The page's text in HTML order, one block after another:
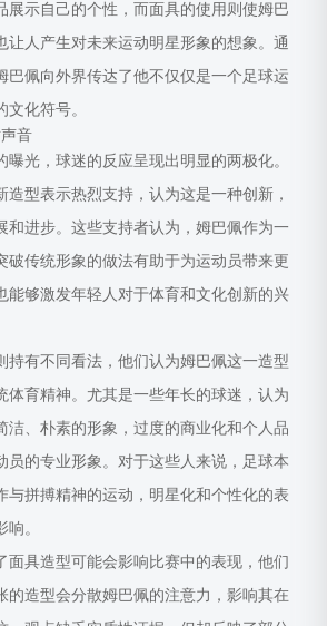
展示自己的个性，而面具的使用则使姆巴
让人产生对未来运动明星形象的想象。通
巴佩向外界传达了他不仅仅是一个足球运
化符号。
音
曝光，球迷的反应呈现出明显的两极化。
造型表示热烈支持，认为这是一种创新，
和进步。这些支持者认为，姆巴佩作为一
破传统形象的做法有助于为运动员带来更
能够激发年轻人对于体育和文化创新的兴
持有不同看法，他们认为姆巴佩这一造型
体育精神。尤其是一些年长的球迷，认为
洁、朴素的形象，过度的商业化和个人品
员的专业形象。对于这些人来说，足球本
与拼搏精神的运动，明星化和个性化的表
。
面具造型可能会影响比赛中的表现，他们
的造型会分散姆巴佩的注意力，影响其在